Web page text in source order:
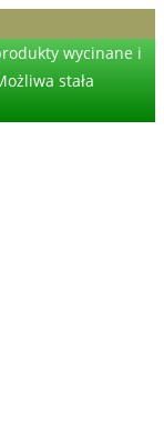
wycinane i
stała